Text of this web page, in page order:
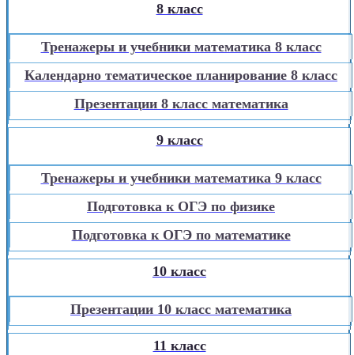
8 класс
Тренажеры и учебники математика 8 класс
Календарно тематическое планирование 8 класс
Презентации 8 класс математика
9 класс
Тренажеры и учебники математика 9 класс
Подготовка к ОГЭ по физике
Подготовка к ОГЭ по математике
10 класс
Презентации 10 класс математика
11 класс